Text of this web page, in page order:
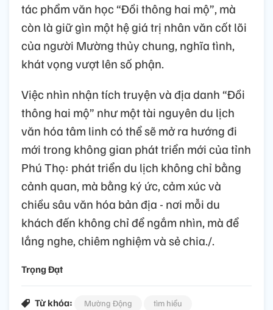
tác phẩm văn học “Đồi thông hai mộ”, mà
còn là giữ gìn một hệ giá trị nhân văn cốt lõi
của người Mường thủy chung, nghĩa tình,
khát vọng vượt lên số phận.
Việc nhìn nhận tích truyện và địa danh “Đồi
thông hai mộ” như một tài nguyên du lịch
văn hóa tâm linh có thể sẽ mở ra hướng đi
mới trong không gian phát triển mới của tỉnh
Phú Thọ: phát triển du lịch không chỉ bằng
cảnh quan, mà bằng ký ức, cảm xúc và
chiều sâu văn hóa bản địa - nơi mỗi du
khách đến không chỉ để ngắm nhìn, mà để
lắng nghe, chiêm nghiệm và sẻ chia./.
Trọng Đạt
Từ khóa: Mường Động
tìm hiểu